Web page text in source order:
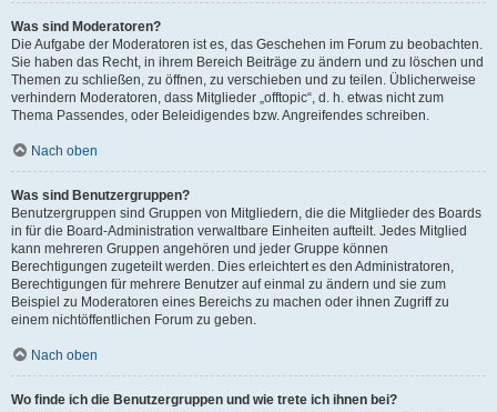
Was sind Moderatoren?
Die Aufgabe der Moderatoren ist es, das Geschehen im Forum zu beobachten.
Sie haben das Recht, in ihrem Bereich Beiträge zu ändern und zu löschen und
Themen zu schließen, zu öffnen, zu verschieben und zu teilen. Üblicherweise
verhindern Moderatoren, dass Mitglieder „offtopic“, d. h. etwas nicht zum
Thema Passendes, oder Beleidigendes bzw. Angreifendes schreiben.
Nach oben
Was sind Benutzergruppen?
Benutzergruppen sind Gruppen von Mitgliedern, die die Mitglieder des Boards
in für die Board-Administration verwaltbare Einheiten aufteilt. Jedes Mitglied
kann mehreren Gruppen angehören und jeder Gruppe können
Berechtigungen zugeteilt werden. Dies erleichtert es den Administratoren,
Berechtigungen für mehrere Benutzer auf einmal zu ändern und sie zum
Beispiel zu Moderatoren eines Bereichs zu machen oder ihnen Zugriff zu
einem nichtöffentlichen Forum zu geben.
Nach oben
Wo finde ich die Benutzergruppen und wie trete ich ihnen bei?